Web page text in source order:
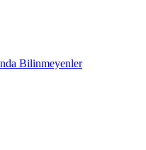
Bilinmeyenler